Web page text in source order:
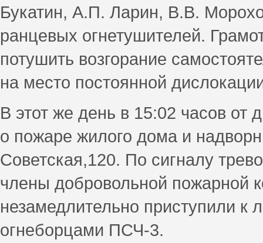
Букатин, А.П. Ларин, В.В.
ранцевых огнетушителей.
потушить возгорание
на место постоянной
В этот же день в 15:02 часов
о пожаре жилого дома и
Советская,120. По сигналу
члены добровольной пожарной
незамедлительно приступили к
огнеборцами ПСЧ-3.